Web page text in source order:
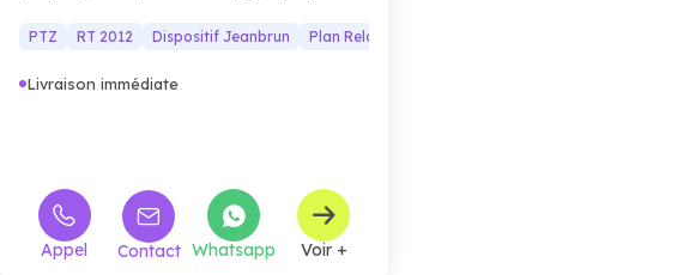
PTZ RT 2012 Dispositif Jeanbrun Plan Relance Logement
Livraison immédiate
Appel Contact Whatsapp Voir +